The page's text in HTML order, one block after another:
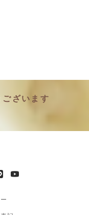
ざいます